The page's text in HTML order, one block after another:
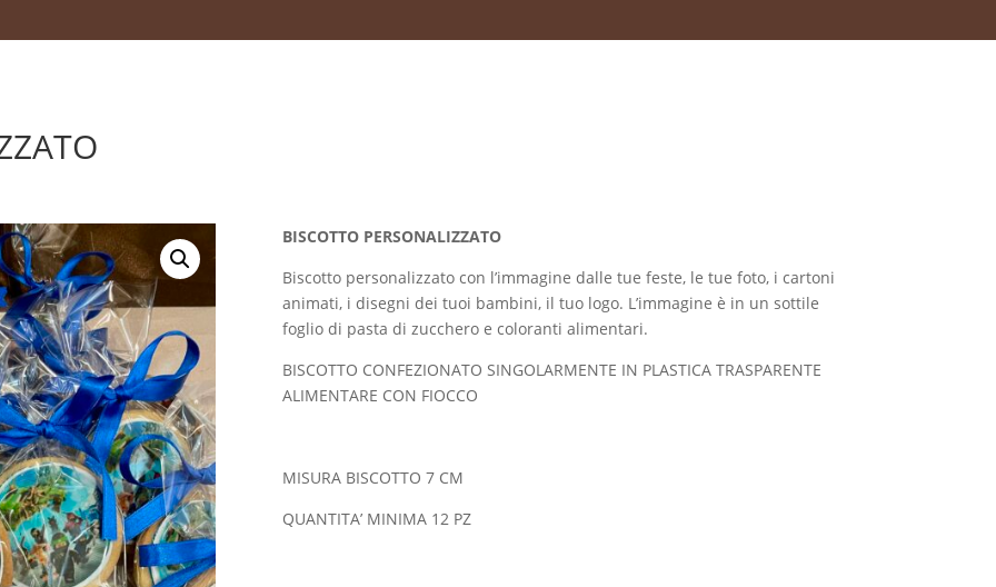
BISCOTTO PERSONALIZZATO
Biscotto personalizzato con l’immagine dalle tue feste, le tue foto, i cartoni
animati, i disegni dei tuoi bambini, il tuo logo. L’immagine è in un sottile
foglio di pasta di zucchero e coloranti alimentari.
BISCOTTO CONFEZIONATO SINGOLARMENTE IN PLASTICA TRASPARENTE
ALIMENTARE CON FIOCCO
MISURA BISCOTTO 7 CM
QUANTITA’ MINIMA 12 PZ